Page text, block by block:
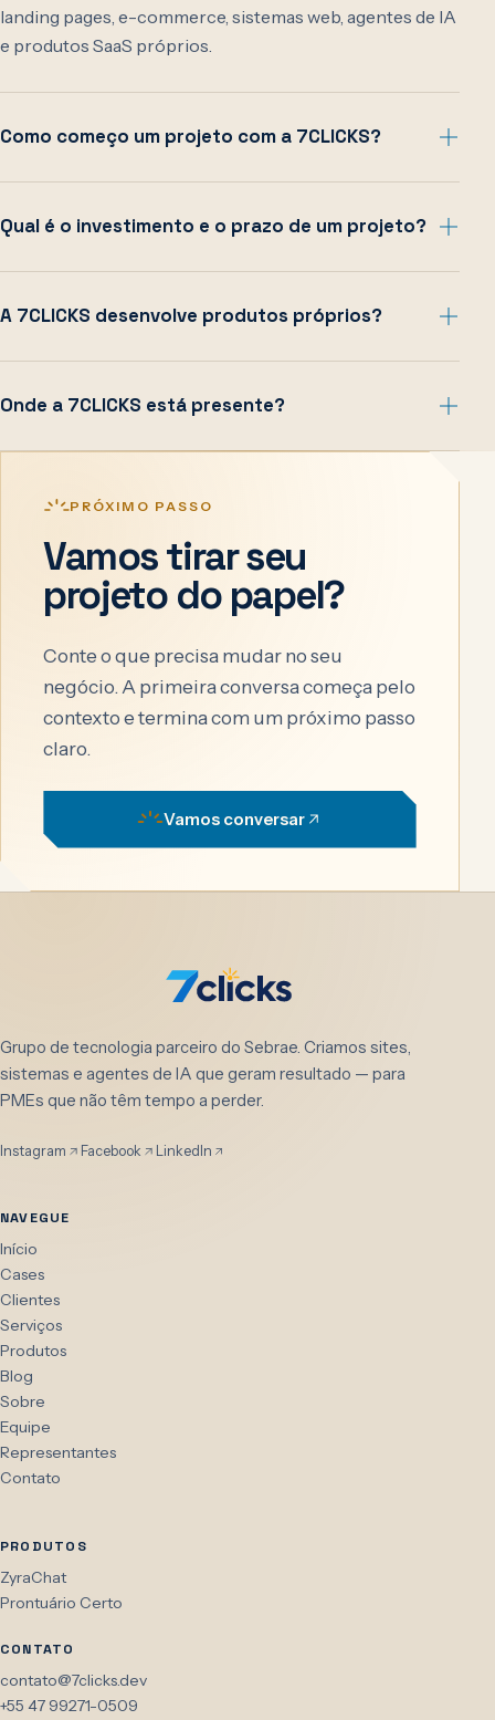
landing pages, e-commerce, sistemas web, agentes de IA
e produtos SaaS próprios.
Como começo um projeto com a 7CLICKS?
Qual é o investimento e o prazo de um projeto?
A 7CLICKS desenvolve produtos próprios?
Onde a 7CLICKS está presente?
PRÓXIMO PASSO
Vamos tirar seu
projeto do papel?
Conte o que precisa mudar no seu
negócio. A primeira conversa começa pelo
contexto e termina com um próximo passo
claro.
Vamos conversar
Grupo de tecnologia parceiro do Sebrae. Criamos sites,
sistemas e agentes de IA que geram resultado — para
PMEs que não têm tempo a perder.
Instagram Facebook LinkedIn
NAVEGUE
Início
Cases
Clientes
Serviços
Produtos
Blog
Sobre
Equipe
Representantes
Contato
PRODUTOS
ZyraChat
Prontuário Certo
CONTATO
contato@7clicks.dev
+55 47 99271-0509